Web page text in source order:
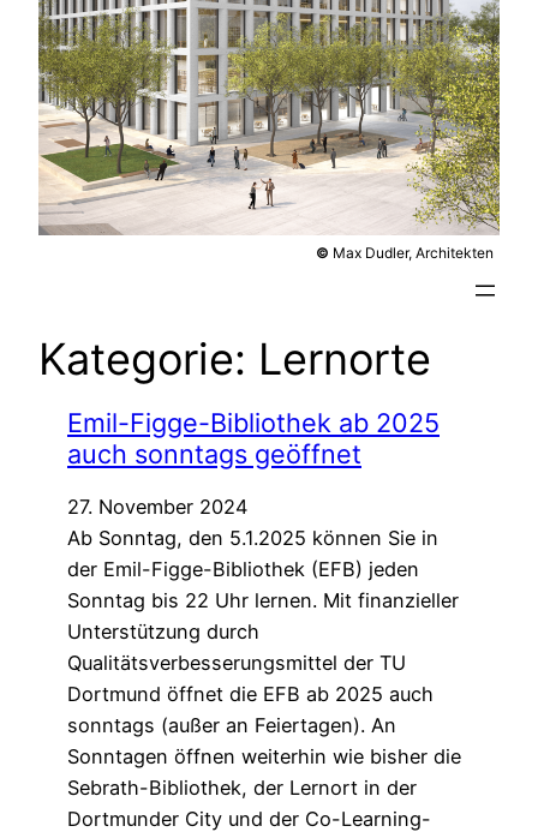
© Max Dudler, Architekten
Kategorie: Lernorte
Emil-Figge-Bibliothek ab 2025
auch sonntags geöffnet
27. November 2024
Ab Sonntag, den 5.1.2025 können Sie in
der Emil-Figge-Bibliothek (EFB) jeden
Sonntag bis 22 Uhr lernen. Mit finanzieller
Unterstützung durch
Qualitätsverbesserungsmittel der TU
Dortmund öffnet die EFB ab 2025 auch
sonntags (außer an Feiertagen). An
Sonntagen öffnen weiterhin wie bisher die
Sebrath-Bibliothek, der Lernort in der
Dortmunder City und der Co-Learning-